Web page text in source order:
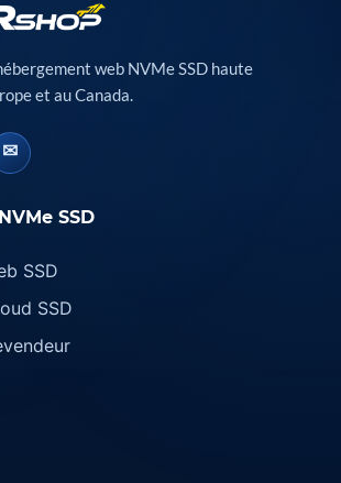
web NVMe SSD haute
et au Canada.
✉
SSD
SSD
SSD